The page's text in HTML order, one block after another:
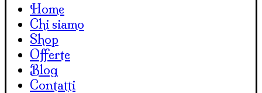
Home
Chi siamo
Shop
Offerte
Blog
Contatti